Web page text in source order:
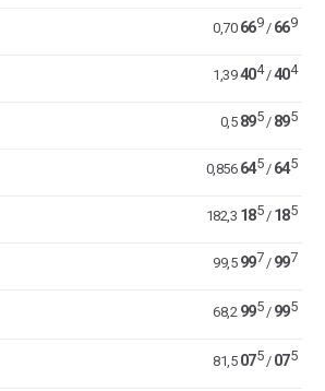
0,70 669/ 669
1,39 404/404
0,5 895/ 895
0,856 645/ 645
182,3 185/ 185
99,5 997 / 997
68,2 995/ 995
81,5 075/ 075